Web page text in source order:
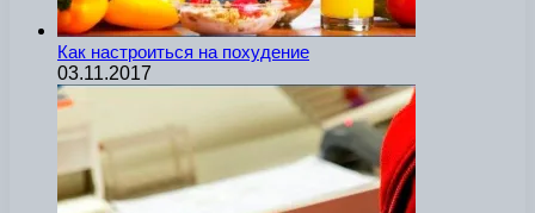
Как настроиться на похудение
03.11.2017